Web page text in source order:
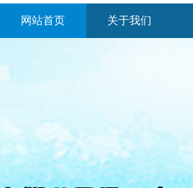
网站首页 关于我们